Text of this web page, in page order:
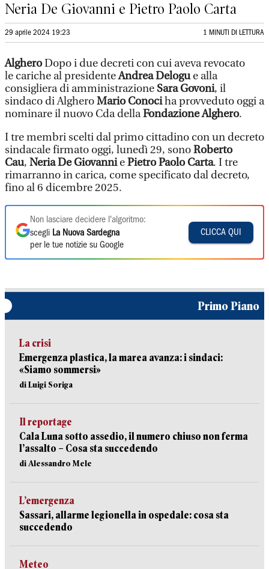
Neria De Giovanni e Pietro Paolo Carta
29 aprile 2024 19:23 1 MINUTI DI LETTURA
AlgheroDopo i due decreti con cui aveva revocato
le cariche al presidenteAndrea Delogue alla
consigliera di amministrazione Sara Govoni, il
sindaco di AlgheroMario Conociha provveduto oggi a
nominare il nuovo Cda dellaFondazione Alghero.
I tre membri scelti dal primo cittadino con un decreto
sindacale firmato oggi, lunedì 29, sonoRoberto
Cau, Neria De GiovanniePietro Paolo Carta. I tre
rimarranno in carica, come specificato dal decreto,
fino al 6 dicembre 2025.
Non lasciare decidere l'algoritmo:
scegli La Nuova Sardegna
per le tue notizie su Google
CLICCA QUI
Primo Piano
La crisi
Emergenza plastica, la marea avanza: i sindaci:
«Siamo sommersi»
di Luigi Soriga
Il reportage
Cala Luna sotto assedio, il numero chiuso non ferma
l’assalto – Cosa sta succedendo
di Alessandro Mele
L’emergenza
Sassari, allarme legionella in ospedale: cosa sta
succedendo
Meteo